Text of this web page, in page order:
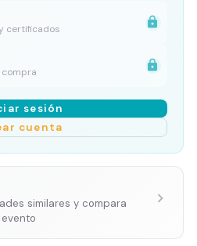
certificados
lock
lock
sesión
cuenta
similares y compara
chevron_right